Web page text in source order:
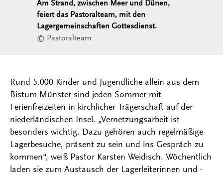
Am Strand, zwischen Meer und Dünen,
feiert das Pastoralteam, mit den
Lagergemeinschaften Gottesdienst.
© Pastoralteam
Rund 5.000 Kinder und Jugendliche allein aus dem
Bistum Münster sind jeden Sommer mit
Ferienfreizeiten in kirchlicher Trägerschaft auf der
niederländischen Insel. „Vernetzungsarbeit ist
besonders wichtig. Dazu gehören auch regelmäßige
Lagerbesuche, präsent zu sein und ins Gespräch zu
kommen“, weiß Pastor Karsten Weidisch. Wöchentlich
laden sie zum Austausch der Lagerleiterinnen und -